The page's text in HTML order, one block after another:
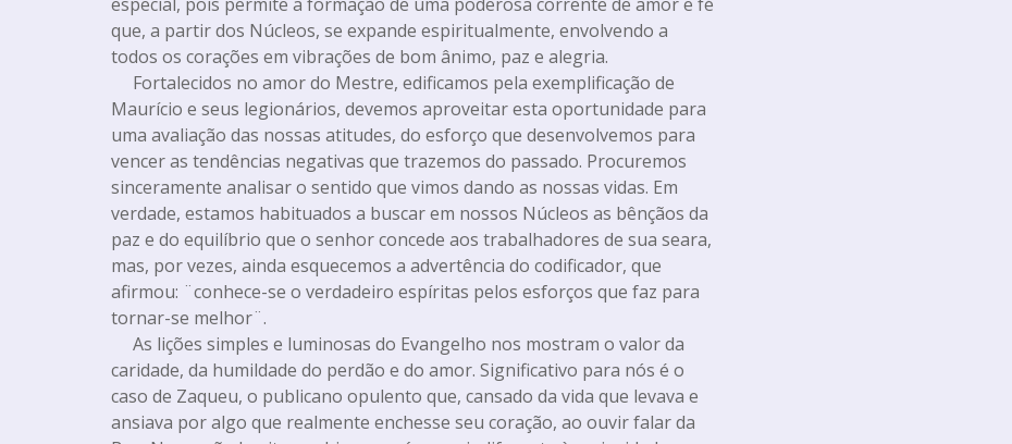
que, a partir dos Núcleos, se expande espiritualmente, envolvendo a
todos os corações em vibrações de bom ânimo, paz e alegria.
Fortalecidos no amor do Mestre, edificamos pela exemplificação de
Maurício e seus legionários, devemos aproveitar esta oportunidade para
uma avaliação das nossas atitudes, do esforço que desenvolvemos para
vencer as tendências negativas que trazemos do passado. Procuremos
sinceramente analisar o sentido que vimos dando as nossas vidas. Em
verdade, estamos habituados a buscar em nossos Núcleos as bênçãos da
paz e do equilíbrio que o senhor concede aos trabalhadores de sua seara,
mas, por vezes, ainda esquecemos a advertência do codificador, que
afirmou: ¨conhece-se o verdadeiro espíritas pelos esforços que faz para
tornar-se melhor¨.
As lições simples e luminosas do Evangelho nos mostram o valor da
caridade, da humildade do perdão e do amor. Significativo para nós é o
caso de Zaqueu, o publicano opulento que, cansado da vida que levava e
ansiava por algo que realmente enchesse seu coração, ao ouvir falar da